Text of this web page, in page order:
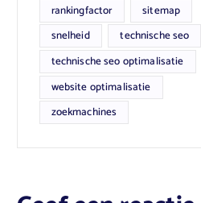
rankingfactor
sitemap
snelheid
technische seo
technische seo optimalisatie
website optimalisatie
zoekmachines